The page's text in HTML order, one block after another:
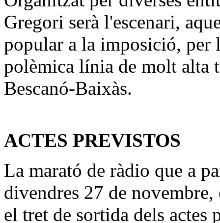
Gregori serà l'escenari,
popular a la imposició, per
polèmica línia de molt alta
Bescanó-Baixàs.
ACTES PREVISTOS
La marató de ràdio que a
divendres 27 de
el tret de sortida dels actes